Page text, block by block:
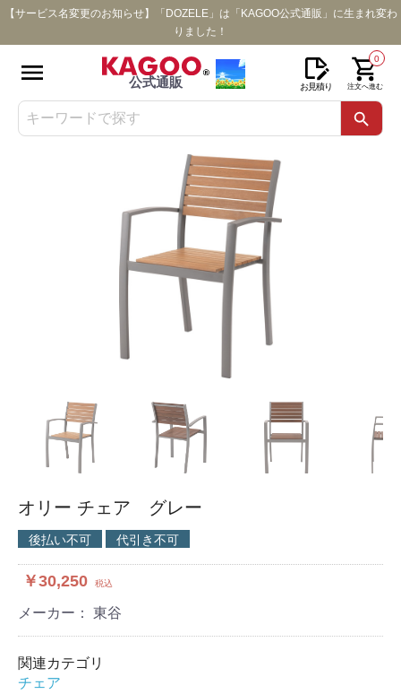
【サービス名変更のお知らせ】「DOZELE」は「KAGOO公式通販」に生まれ変わ
りました！
公式通販 お見積り
0
注文へ進む
オリー チェア グレー
後払い不可 代引き不可
￥30,250 税込
メーカー： 東谷
関連カテゴリ
チェア